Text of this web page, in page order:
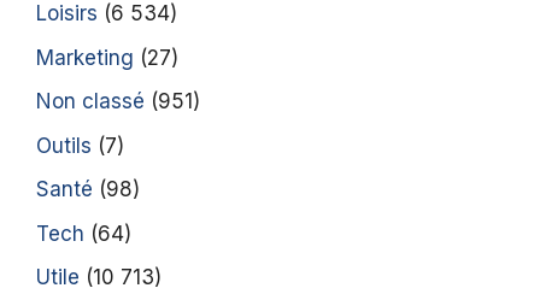
Loisirs (6 534)
Marketing (27)
Non classé (951)
Outils (7)
Santé (98)
Tech (64)
Utile (10 713)